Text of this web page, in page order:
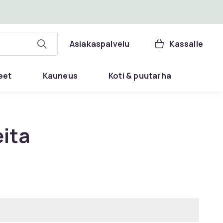
Asiakaspalvelu Kassalle
Kauneus Koti & puutarha